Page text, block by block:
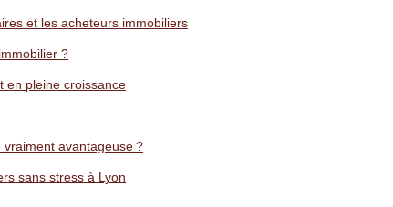
et les acheteurs immobiliers
?
en pleine croissance
avantageuse ?
sans stress à Lyon